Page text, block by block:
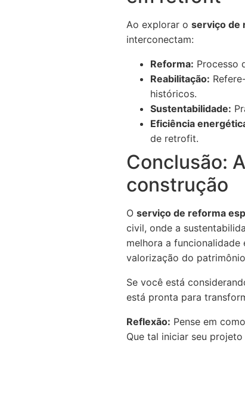
Ao explorar o serviço de
interconectam:
Reforma: Processo
Reabilitação:
históricos.
Sustentabilidade:
Eficiência
de retrofit.
Conclusão:
construção
O serviço de reforma
civil, onde a
melhora a
valorização do
Se você está
está pronta para
Reflexão: Pense em
Que tal iniciar seu